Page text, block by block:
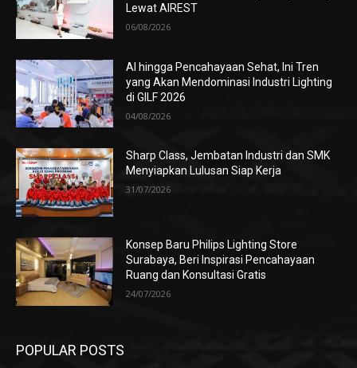
Lewat AIREST
06/08/2026
AI hingga Pencahayaan Sehat, Ini Tren
yang Akan Mendominasi Industri Lighting
di GILF 2026
04/08/2026
Sharp Class, Jembatan Industri dan SMK
Menyiapkan Lulusan Siap Kerja
31/07/2026
Konsep Baru Philips Lighting Store
Surabaya, Beri Inspirasi Pencahayaan
Ruang dan Konsultasi Gratis
24/07/2026
POPULAR POSTS